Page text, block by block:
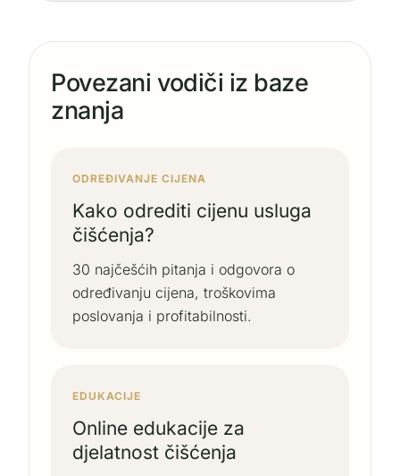
Povezani vodiči iz baze
znanja
ODREĐIVANJE CIJENA
Kako odrediti cijenu usluga
čišćenja?
30 najčešćih pitanja i odgovora o
određivanju cijena, troškovima
poslovanja i profitabilnosti.
EDUKACIJE
Online edukacije za
djelatnost čišćenja